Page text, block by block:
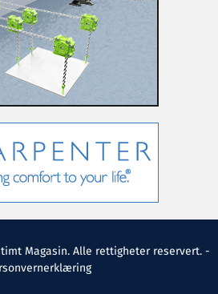
Magasin. Alle rettigheter reservert. -